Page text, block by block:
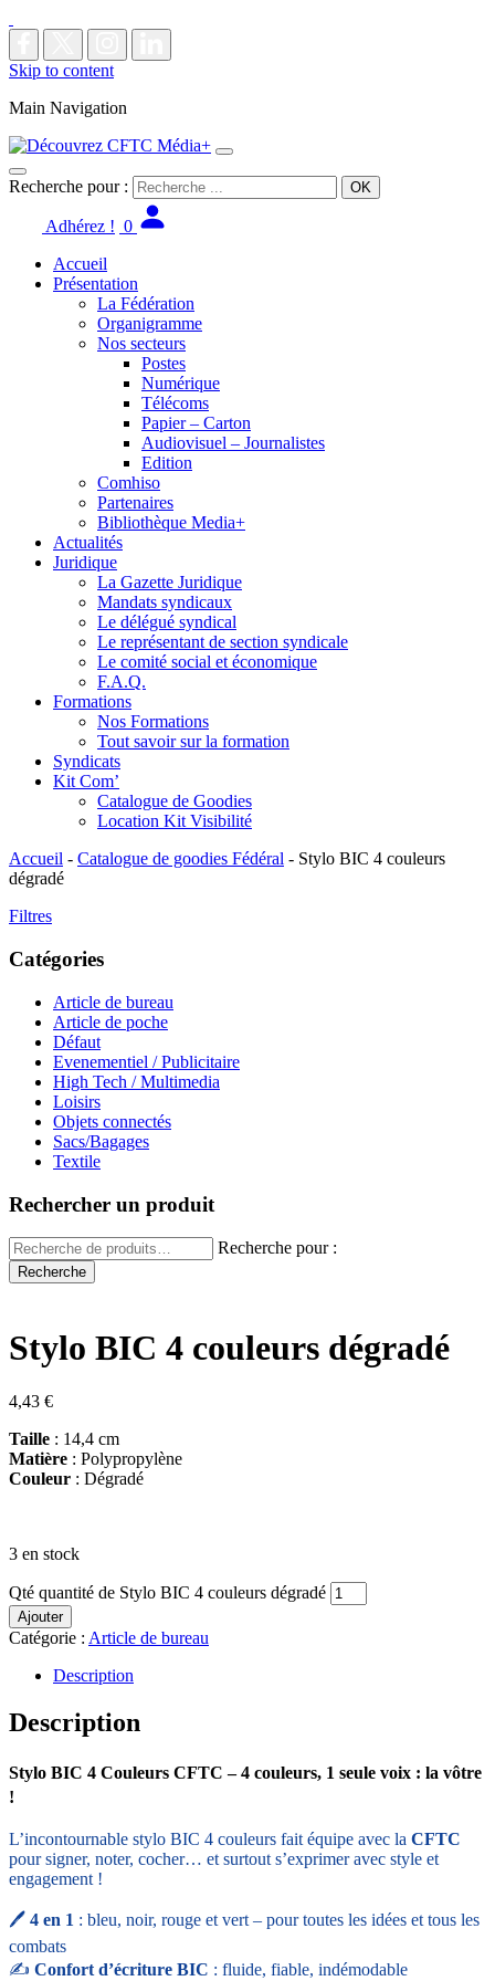
Skip to content
Main Navigation
Recherche pour :
Adhérez ! 0
Accueil
Présentation
La Fédération
Organigramme
Nos secteurs
Postes
Numérique
Télécoms
Papier – Carton
Audiovisuel – Journalistes
Edition
Comhiso
Partenaires
Bibliothèque Media+
Actualités
Juridique
La Gazette Juridique
Mandats syndicaux
Le délégué syndical
Le représentant de section syndicale
Le comité social et économique
F.A.Q.
Formations
Nos Formations
Tout savoir sur la formation
Syndicats
Kit Com’
Catalogue de Goodies
Location Kit Visibilité
Accueil - Catalogue de goodies Fédéral - Stylo BIC 4 couleurs
dégradé
Filtres
Catégories
Article de bureau
Article de poche
Défaut
Evenementiel / Publicitaire
High Tech / Multimedia
Loisirs
Objets connectés
Sacs/Bagages
Textile
Rechercher un produit
Recherche pour :
Recherche
Stylo BIC 4 couleurs dégradé
4,43 €
Taille : 14,4 cm
Matière : Polypropylène
Couleur : Dégradé
3 en stock
Qté quantité de Stylo BIC 4 couleurs dégradé
Ajouter
Catégorie : Article de bureau
Description
Description
Stylo BIC 4 Couleurs CFTC – 4 couleurs, 1 seule voix : la vôtre
!
L’incontournable stylo BIC 4 couleurs fait équipe avec la CFTC
pour signer, noter, cocher… et surtout s’exprimer avec style et
engagement !
🖊️ 4 en 1 : bleu, noir, rouge et vert – pour toutes les idées et tous les
combats
✍️ Confort d’écriture BIC : fluide, fiable, indémodable